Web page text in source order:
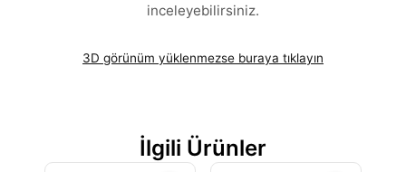
inceleyebilirsiniz.
3D görünüm yüklenmezse buraya tıklayın
İlgili Ürünler